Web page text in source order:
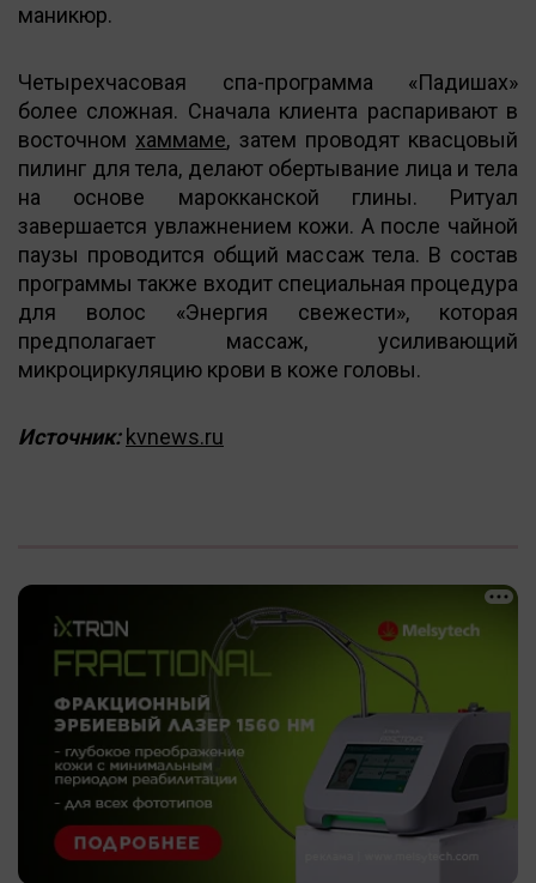
маникюр.
Четырехчасовая спа-программа «Падишах»
более сложная. Сначала клиента распаривают в
восточном хаммаме, затем проводят квасцовый
пилинг для тела, делают обертывание лица и тела
на основе марокканской глины. Ритуал
завершается увлажнением кожи. А после чайной
паузы проводится общий массаж тела. В состав
программы также входит специальная процедура
для волос «Энергия свежести», которая
предполагает массаж, усиливающий
микроциркуляцию крови в коже головы.
Источник: kvnews.ru